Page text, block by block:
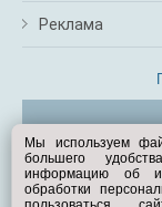
Реклама
Мы используем
большего
информацию об
обработки